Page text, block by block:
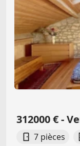
312000 € -
7 pièces